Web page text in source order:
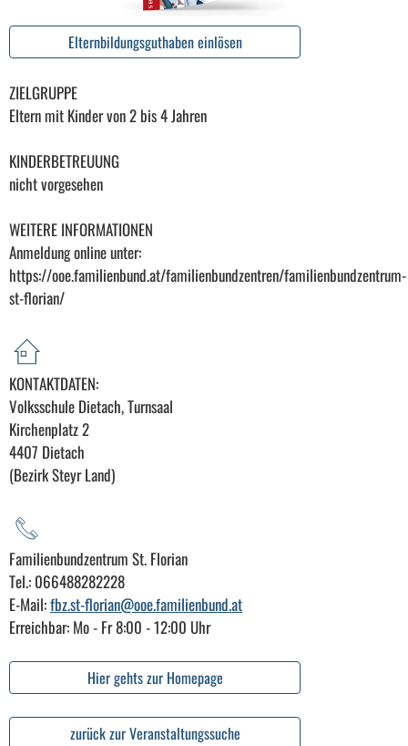
Elternbildungsguthaben einlösen
ZIELGRUPPE
Eltern mit Kinder von 2 bis 4 Jahren
KINDERBETREUUNG
nicht vorgesehen
WEITERE INFORMATIONEN
Anmeldung online unter:
https://ooe.familienbund.at/familienbundzentren/familienbundzentrum-
st-florian/
KONTAKTDATEN:
Volksschule Dietach, Turnsaal
Kirchenplatz 2
4407 Dietach
(Bezirk Steyr Land)
Familienbundzentrum St. Florian
Tel.: 066488282228
E-Mail:fbz.st-florian@ooe.familienbund.at
Erreichbar: Mo - Fr 8:00 - 12:00 Uhr
Hier gehts zur Homepage
zurück zur Veranstaltungssuche